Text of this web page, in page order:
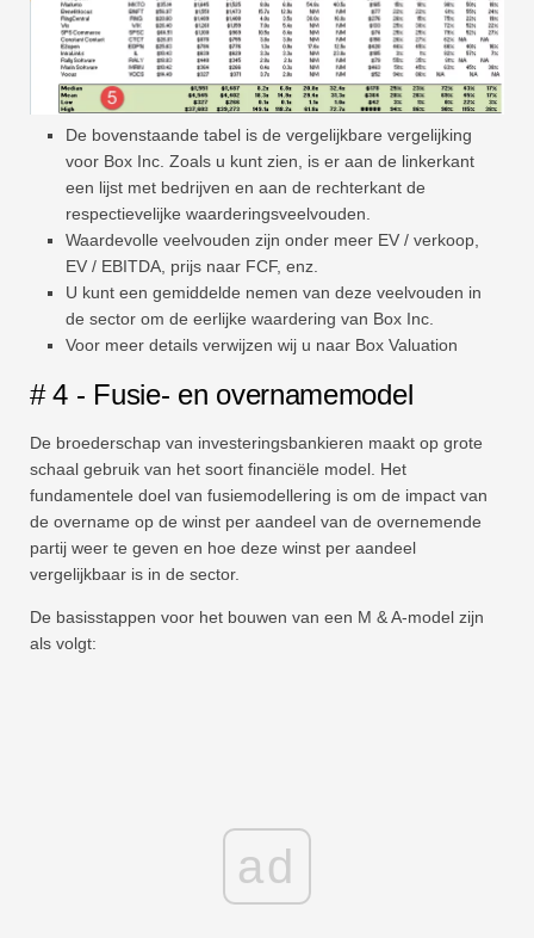
De bovenstaande tabel is de vergelijkbare vergelijking
voor Box Inc. Zoals u kunt zien, is er aan de linkerkant
een lijst met bedrijven en aan de rechterkant de
respectievelijke waarderingsveelvouden.
Waardevolle veelvouden zijn onder meer EV / verkoop,
EV / EBITDA, prijs naar FCF, enz.
U kunt een gemiddelde nemen van deze veelvouden in
de sector om de eerlijke waardering van Box Inc.
Voor meer details verwijzen wij u naar Box Valuation
# 4 - Fusie- en overnamemodel
De broederschap van investeringsbankieren maakt op grote
schaal gebruik van het soort financiële model. Het
fundamentele doel van fusiemodellering is om de impact van
de overname op de winst per aandeel van de overnemende
partij weer te geven en hoe deze winst per aandeel
vergelijkbaar is in de sector.
De basisstappen voor het bouwen van een M & A-model zijn
als volgt:
ad